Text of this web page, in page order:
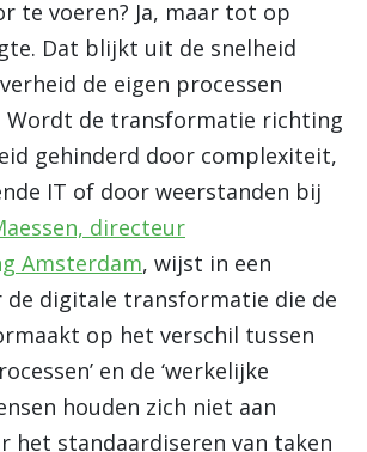
te voeren? Ja, maar tot op
Dat blijkt uit de snelheid
de eigen processen
Wordt de transformatie richting
gehinderd door complexiteit,
IT of door weerstanden bij
directeur
Amsterdam, wijst in een
de digitale transformatie die de
op het verschil tussen
en de ‘werkelijke
houden zich niet aan
het standaardiseren van taken